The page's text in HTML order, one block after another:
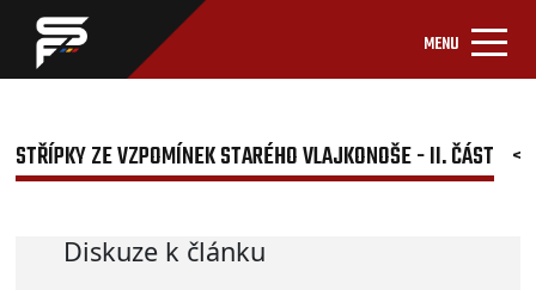
MENU
STŘÍPKY ZE VZPOMÍNEK STARÉHO VLAJKONOŠE - II. ČÁST
Diskuze k článku